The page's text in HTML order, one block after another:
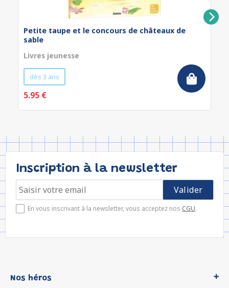
Petite taupe et le concours de châteaux de
sable
Livres jeunesse
dès 3 ans
5.95 €
Inscription à la newsletter
En vous inscrivant à la newsletter, vous acceptez nos CGU.
Nos héros